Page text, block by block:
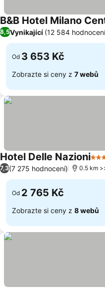
B&B Hotel Milano
8,5Vynikající (12 584
Od 3 653 Kč
Zobrazte si ceny z 7 webů
Hotel Delle Nazioni3
7,3(7 275 hodnocení) 0.5 km
Od 2 765 Kč
Zobrazte si ceny z 8 webů